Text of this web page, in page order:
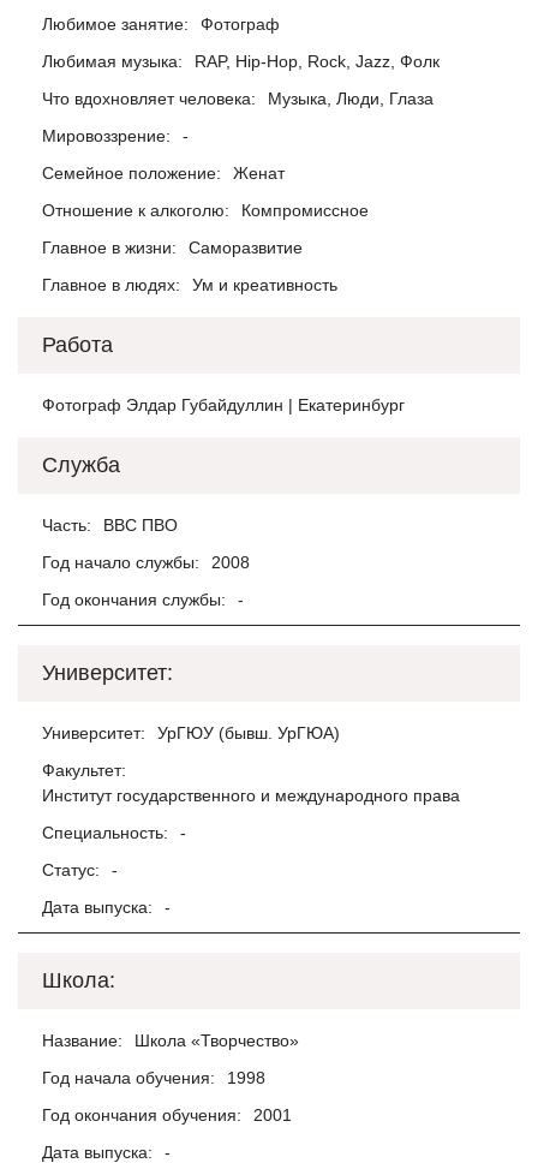
Любимое занятие:
Фотограф
Любимая музыка:
RAP, Hip-Hop, Rock, Jazz, Фолк
Что вдохновляет человека:
Музыка, Люди, Глаза
Мировоззрение:
-
Семейное положение:
Женат
Отношение к алкоголю:
Компромиссное
Главное в жизни:
Саморазвитие
Главное в людях:
Ум и креативность
Работа
Фотограф Элдар Губайдуллин | Екатеринбург
Служба
Часть:
ВВС ПВО
Год начало службы:
2008
Год окончания службы:
-
Университет:
Университет:
УрГЮУ (бывш. УрГЮА)
Факультет:
Институт государственного и международного права
Специальность:
-
Статус:
-
Дата выпуска:
-
Школа:
Название:
Школа «Творчество»
Год начала обучения:
1998
Год окончания обучения:
2001
Дата выпуска:
-